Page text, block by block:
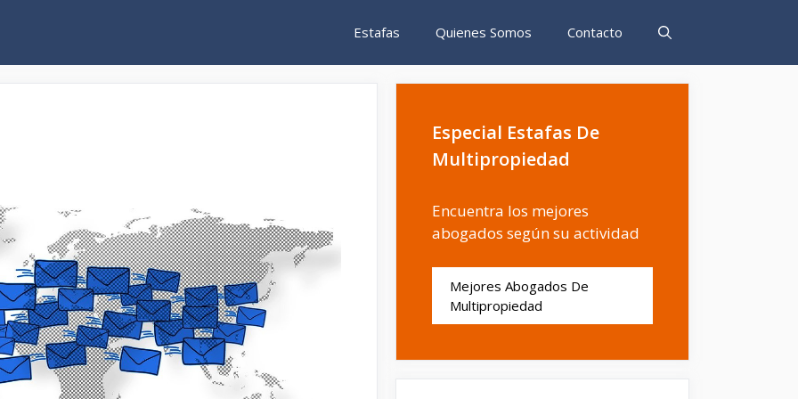
Estafas Quienes Somos Contacto
Especial Estafas De
Multipropiedad
Encuentra los mejores
abogados según su actividad
Mejores Abogados De
Multipropiedad